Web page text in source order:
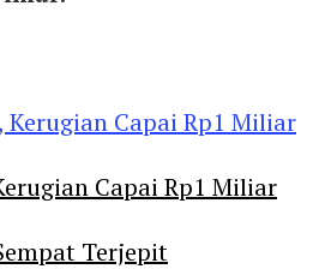
Capai Rp1 Miliar
Terjepit